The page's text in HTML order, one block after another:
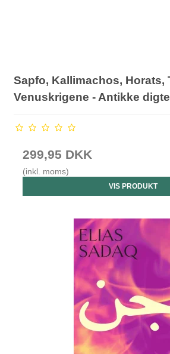
Sapfo, Kallimachos, Horats,
Venuskrigene - Antikke
299,95 DKK
(inkl. moms)
VIS PRODUKT